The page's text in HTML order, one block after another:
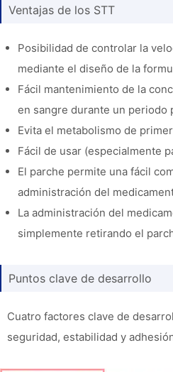
Ventajas de los STT
Posibilidad de controlar la
mediante el diseño de la
Fácil mantenimiento de la
en sangre durante un periodo
Evita el metabolismo de
Fácil de usar (especialmente
El parche permite una fácil
administración del
La administración del
simplemente retirando el
Puntos clave de desarrollo
Cuatro factores clave de
seguridad, estabilidad y